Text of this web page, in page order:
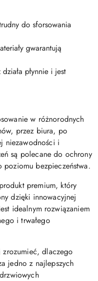
do sforsowania
gwarantują
działa płynnie i jest
w różnorodnych
przez biura, po
niezawodności i
są polecane do ochrony
poziomu bezpieczeństwa.
premium, który
dzięki innowacyjnej
idealnym rozwiązaniem
i trwałego
dlaczego
jedno z najlepszych